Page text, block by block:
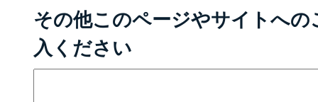
その他このページやサイトへ
入ください